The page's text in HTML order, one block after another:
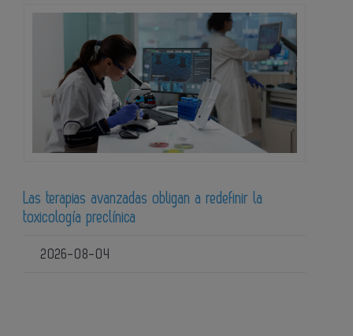
Las terapias avanzadas obligan a redefinir la
toxicología preclínica
2026-08-04